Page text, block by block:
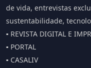
de vida, entrevistas
sustentabilidade,
▪️ REVISTA DIGITAL E
▪️ PORTAL
▪️ CASALIV